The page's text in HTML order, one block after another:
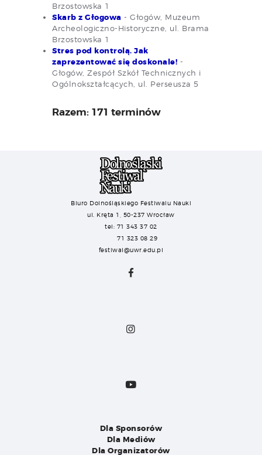
Brzostowska 1
Skarb z Głogowa - Głogów, Muzeum
Archeologiczno-Historyczne, ul. Brama
Brzostowska 1
Stres pod kontrolą. Jak
zaprezentować się doskonale! -
Głogów, Zespół Szkół Technicznych i
Ogólnokształcących, ul. Perseusza 5
Razem: 171 terminów
Biuro Dolnośląskiego Festiwalu Nauki
ul. Kręta 1, 50-237 Wrocław
tel: 71 343 37 02
71 323 08 29
festiwal@uwr.edu.pl
Dla Sponsorów
Dla Mediów
Dla Organizatorów